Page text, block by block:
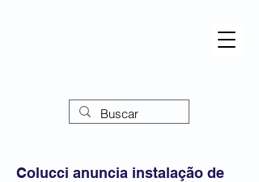
Colucci anuncia instalação de